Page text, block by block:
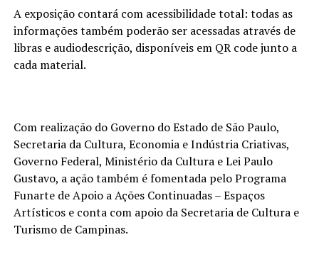
A exposição contará com acessibilidade total: todas as
informações também poderão ser acessadas através de
libras e audiodescrição, disponíveis em QR code junto a
cada material.
Com realização do Governo do Estado de São Paulo,
Secretaria da Cultura, Economia e Indústria Criativas,
Governo Federal, Ministério da Cultura e Lei Paulo
Gustavo, a ação também é fomentada pelo Programa
Funarte de Apoio a Ações Continuadas – Espaços
Artísticos e conta com apoio da Secretaria de Cultura e
Turismo de Campinas.